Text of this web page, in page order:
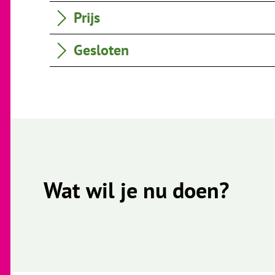
Prijs
Gesloten
Wat wil je nu doen?